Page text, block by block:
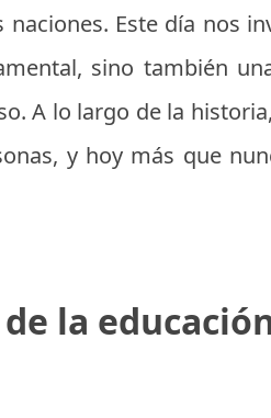
Este día nos
sino también
A lo largo de la
y hoy más que
la